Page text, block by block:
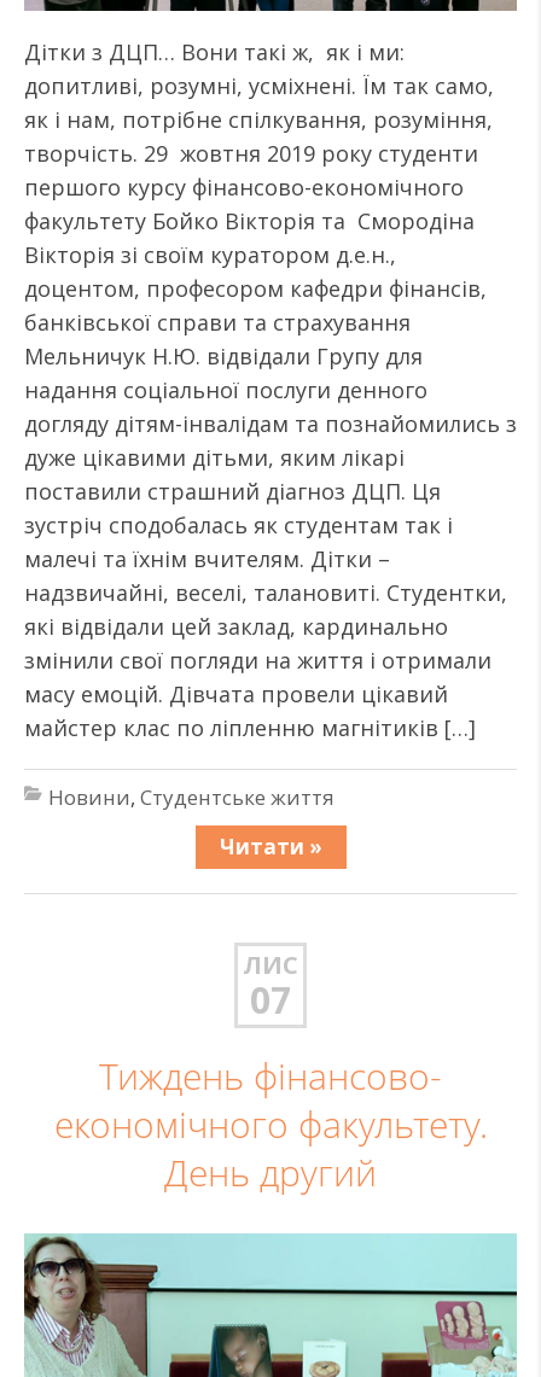
Дітки з ДЦП… Вони такі ж, як і ми:
допитливі, розумні, усміхнені. Їм так само,
як і нам, потрібне спілкування, розуміння,
творчість. 29 жовтня 2019 року студенти
першого курсу фінансово-економічного
факультету Бойко Вікторія та Смородіна
Вікторія зі своїм куратором д.е.н.,
доцентом, професором кафедри фінансів,
банківської справи та страхування
Мельничук Н.Ю. відвідали Групу для
надання соціальної послуги денного
догляду дітям-інвалідам та познайомились з
дуже цікавими дітьми, яким лікарі
поставили страшний діагноз ДЦП. Ця
зустріч сподобалась як студентам так і
малечі та їхнім вчителям. Дітки –
надзвичайні, веселі, талановиті. Студентки,
які відвідали цей заклад, кардинально
змінили свої погляди на життя і отримали
масу емоцій. Дівчата провели цікавий
майстер клас по ліпленню магнітиків […]
Новини, Студентське життя
Читати »
ЛИС
07
Тиждень фінансово-
економічного факультету.
День другий